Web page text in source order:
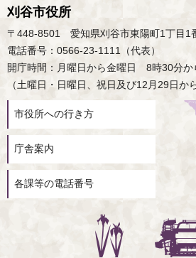
刈谷市役所
〒448-8501 愛知県刈谷市東陽町1丁目1
電話番号：0566-23-1111（代表）
開庁時間：月曜日から金曜日 8時30分か
（土曜日・日曜日、祝日及び12月29日か
市役所への行き方
庁舎案内
各課等の電話番号